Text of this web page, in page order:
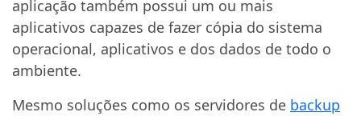
aplicação também possui um ou mais
aplicativos capazes de fazer cópia do sistema
operacional, aplicativos e dos dados de todo o
ambiente.
Mesmo soluções como os servidores de backup